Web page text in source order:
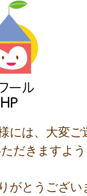
には、大変
だきますよ
がとうござい